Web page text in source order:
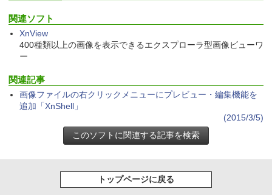
ows11、10/mac対応|PC2台
￥39,582
定バーチャルアイテムを含む】 【オンラ
インゲームコード】 ロブロックス | オン
￥3,200
ト): Java & Bedrock Edition | オンライ
ンコード版
にもKindle出版にも！ 非エンジニアのた
めのAIコーディング入門シリーズ
ェクトリストと最新エミュレータ紹介
Amazon Kindle Paperwhite (16GB) 7イ
週間持続バッテリー、広告なし、ブラッ
ージ、防水、7インチカラーディスプレ
イ、色調調節ライト、最大8週間持続バッ
テリー、広告無し、ブラック (2025年発
￥31,980
関連ソフト
XnView
400種類以上の画像を表示できるエクスプローラ型画像ビューワ
ー
関連記事
画像ファイルの右クリックメニューにプレビュー・編集機能を
追加「XnShell」
(2015/3/5)
トップページに戻る